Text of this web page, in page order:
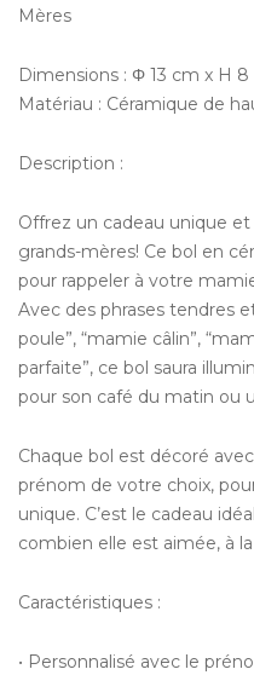
Mères
Dimensions : Φ 13 cm x H
Matériau : Céramique de
Description :
Offrez un cadeau unique
grands-mères! Ce bol en
pour rappeler à votre
Avec des phrases tendres
poule”, “mamie câlin”,
parfaite”, ce bol saura
pour son café du matin ou
Chaque bol est décoré
prénom de votre choix,
unique. C’est le cadeau
combien elle est aimée, à
Caractéristiques :
• Personnalisé avec le